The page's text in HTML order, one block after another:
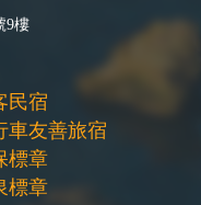
9樓
民宿
車友善旅宿
標章
標章